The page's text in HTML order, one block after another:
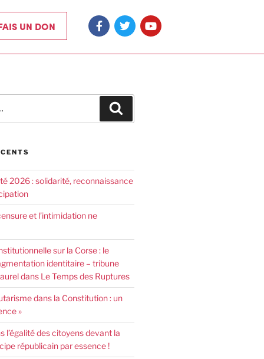
UN DON
2026 : solidarité, reconnaissance
et l’intimidation ne
sur la Corse : le
identitaire – tribune
dans Le Temps des Ruptures
dans la Constitution : un
»
l’égalité des citoyens devant la
républicain par essence !